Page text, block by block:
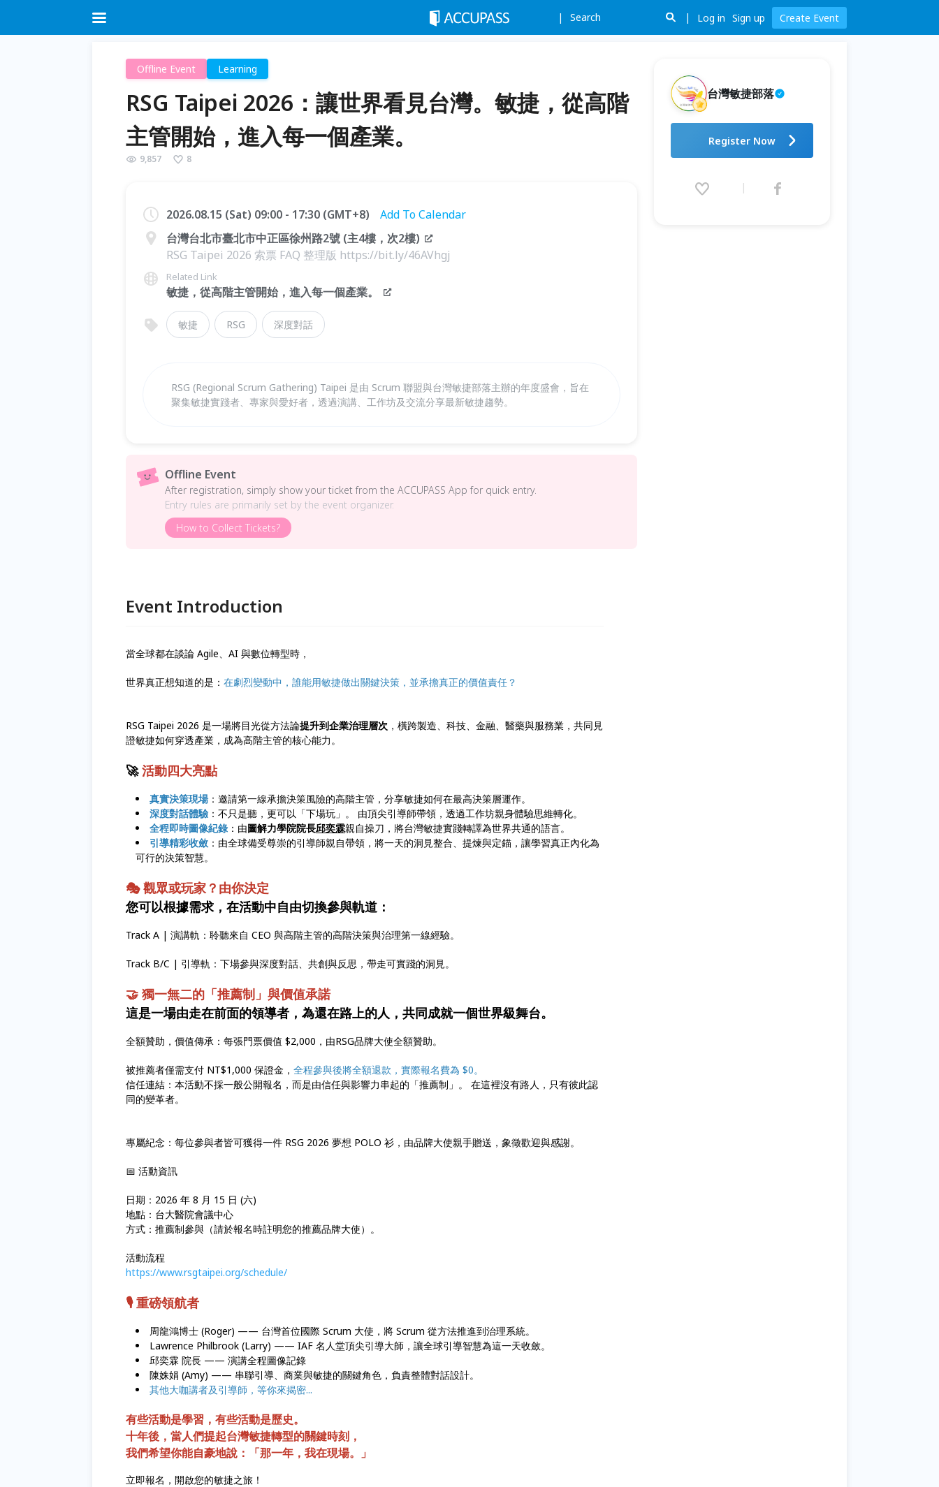
Search Log in Sign up Create Event
Offline Event Learning
RSG Taipei 2026：讓世界看見台灣。敏捷，從高階
主管開始，進入每一個產業。
9,857 8
2026.08.15 (Sat) 09:00 - 17:30 (GMT+8)
Add To Calendar
台灣台北市臺北市中正區徐州路2號 (主4樓，次2樓)
RSG Taipei 2026 索票 FAQ 整理版 https://bit.ly/46AVhgj
Related Link
敏捷，從高階主管開始，進入每一個產業。
敏捷 RSG 深度對話
RSG (Regional Scrum Gathering) Taipei 是由 Scrum 聯盟與台灣敏捷部落主辦的年度盛會，旨在
聚集敏捷實踐者、專家與愛好者，透過演講、工作坊及交流分享最新敏捷趨勢。
Offline Event
After registration, simply show your ticket from the ACCUPASS App for quick entry.
Entry rules are primarily set by the event organizer.
How to Collect Tickets?
Event Introduction
當全球都在談論 Agile、AI 與數位轉型時，
世界真正想知道的是： 在劇烈變動中，誰能用敏捷做出關鍵決策，並承擔真正的價值責任？
RSG Taipei 2026 是一場將目光從方法論提升到企業治理層次 ，橫跨製造、科技、金融、醫藥與服務業，共同見
證敏捷如何穿透產業，成為高階主管的核心能力。
🚀活動四大亮點
真實決策現場：邀請第一線承擔決策風險的高階主管，分享敏捷如何在最高決策層運作。
深度對話體驗 ：不只是聽，更可以「下場玩」。 由頂尖引導師帶領，透過工作坊親身體驗思維轉化。
全程即時圖像紀錄 ：由圖解力學院院長邱奕霖親自操刀，將台灣敏捷實踐轉譯為世界共通的語言。
引導精彩收斂 ：由全球備受尊崇的引導師親自帶領，將一天的洞見整合、提煉與定錨，讓學習真正內化為
可行的決策智慧。
🎭 觀眾或玩家？由你決定
您可以根據需求，在活動中自由切換參與軌道：
Track A | 演講軌：聆聽來自 CEO 與高階主管的高階決策與治理第一線經驗。
Track B/C | 引導軌：下場參與深度對話、共創與反思，帶走可實踐的洞見。
🤝 獨一無二的「推薦制」與價值承諾
這是一場由走在前面的領導者，為還在路上的人，共同成就一個世界級舞台。
全額贊助，價值傳承：每張門票價值 $2,000，由RSG品牌大使全額贊助。
被推薦者僅需支付 NT$1,000 保證金， 全程參與後將全額退款，實際報名費為 $0。
信任連結：本活動不採一般公開報名，而是由信任與影響力串起的「推薦制」。 在這裡沒有路人，只有彼此認
同的變革者。
專屬紀念：每位參與者皆可獲得一件 RSG 2026 夢想 POLO 衫，由品牌大使親手贈送，象徵歡迎與感謝。
📅 活動資訊
日期：2026 年 8 月 15 日 (六)
地點：台大醫院會議中心
方式：推薦制參與（請於報名時註明您的推薦品牌大使）。
活動流程
https://www.rsgtaipei.org/schedule/
🎙️ 重磅領航者
周龍鴻博士 (Roger) —— 台灣首位國際 Scrum 大使，將 Scrum 從方法推進到治理系統。
Lawrence Philbrook (Larry) —— IAF 名人堂頂尖引導大師，讓全球引導智慧為這一天收斂。
邱奕霖 院長 —— 演講全程圖像記錄
陳姝娟 (Amy) —— 串聯引導、商業與敏捷的關鍵角色，負責整體對話設計。
其他大咖講者及引導師，等你來揭密...
有些活動是學習，有些活動是歷史。
十年後，當人們提起台灣敏捷轉型的關鍵時刻，
我們希望你能自豪地說：「那一年，我在現場。」
立即報名，開啟您的敏捷之旅！
台灣敏捷部落
台灣。敏捷，從高階主管開始，
進入每一個產業。
(GMT+8)
Register Now